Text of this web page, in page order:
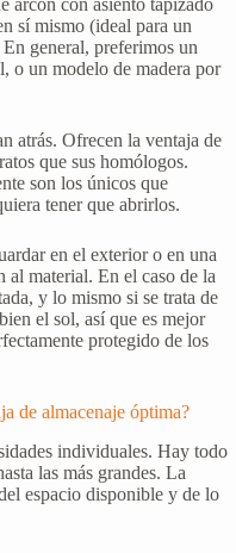
arcón con asiento tapizado
sí mismo (ideal para un
general, preferimos un
o un modelo de madera por
atrás. Ofrecen la ventaja de
que sus homólogos.
son los únicos que
tener que abrirlos.
en el exterior o en una
al material. En el caso de la
y lo mismo si se trata de
el sol, así que es mejor
protegido de los
de almacenaje óptima?
individuales. Hay todo
las más grandes. La
espacio disponible y de lo